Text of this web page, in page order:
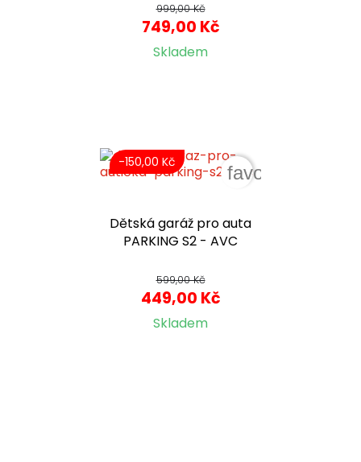
999,00 Kč
749,00 Kč
Skladem
Dětská garáž pro auta
PARKING S2 - AVC
599,00 Kč
449,00 Kč
Skladem
-150,00 Kč
favorite_border